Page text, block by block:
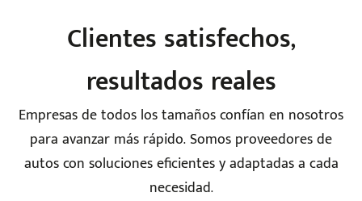
Clientes satisfechos,
resultados reales
Empresas de todos los tamaños confían en nosotros
para avanzar más rápido. Somos proveedores de
autos con soluciones eficientes y adaptadas a cada
necesidad.